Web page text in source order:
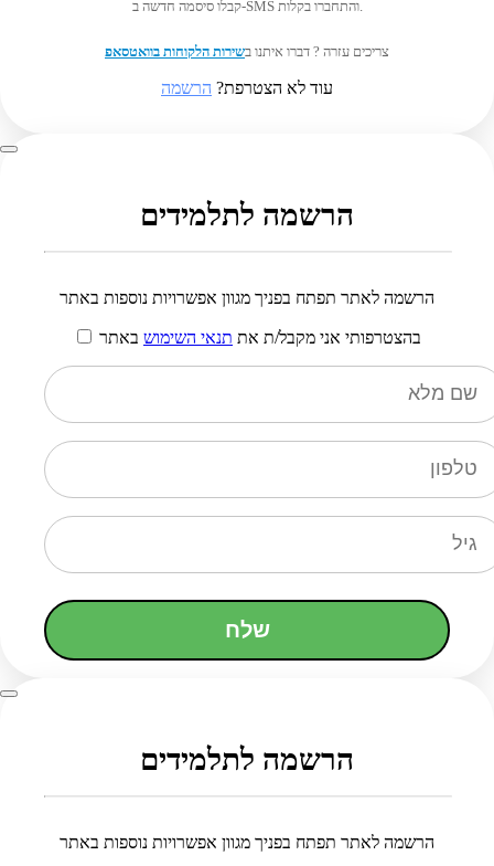
קבלו סיסמה חדשה ב-SMS והתחברו בקלות.
צריכים עזרה ? דברו איתנו בשירות הלקוחות בוואטסאפ
עוד לא הצטרפת? הרשמה
הרשמה לתלמידים
הרשמה לאתר תפתח בפניך מגוון אפשרויות נוספות באתר
בהצטרפותי אני מקבל/ת את תנאי השימוש באתר
שלח
הרשמה לתלמידים
הרשמה לאתר תפתח בפניך מגוון אפשרויות נוספות באתר